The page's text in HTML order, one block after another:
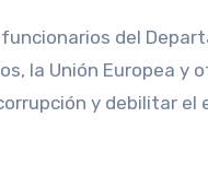
del
la Unión Europea y
y debilitar el